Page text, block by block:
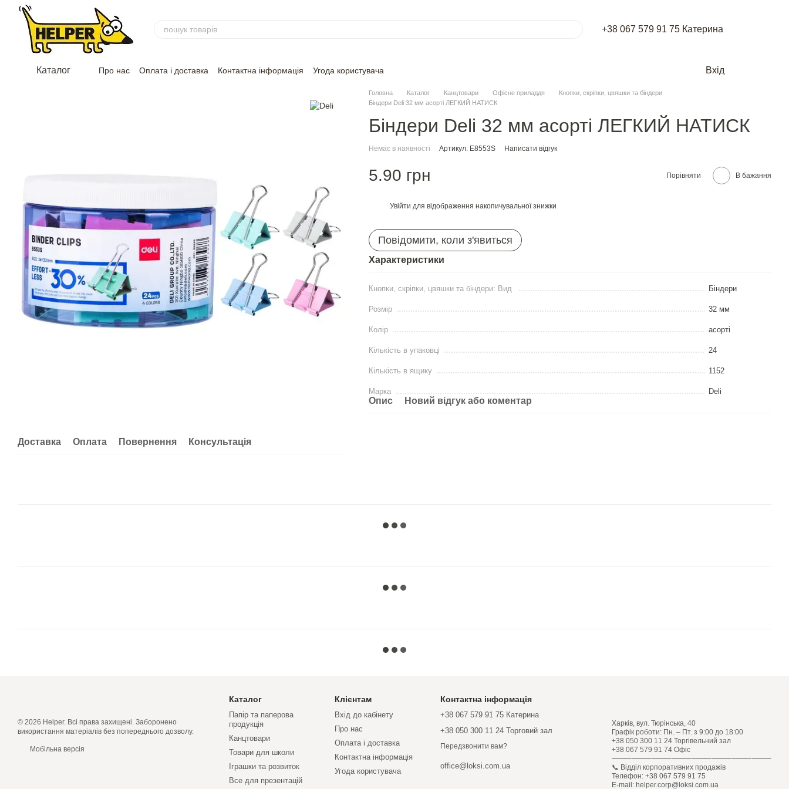
Перейти до основного контенту
+38 067 579 91 75 Катерина
Каталог Про нас Оплата і доставка Контактна інформація Угода користувача Вхід
Доставка Оплата Повернення Консультація
Головна Каталог Канцтовари Офісне приладдя
Кнопки, скріпки, цвяшки та біндери
Біндери Deli 32 мм асорті ЛЕГКИЙ НАТИСК
Біндери Deli 32 мм асорті ЛЕГКИЙ НАТИСК
Немає в наявності Артикул: E8553S Написати відгук
5.90 грн Порівняти В бажання
Увійти для відображення накопичувальної знижки
Повідомити, коли з'явиться
Характеристики
Кнопки, скріпки, цвяшки та біндери: Вид Біндери
Розмір 32 мм
Колір асорті
Кількість в упаковці 24
Кількість в ящику 1152
Марка Deli
Опис Новий відгук або коментар
© 2026 Helper. Всі права захищені. Заборонено
використання матеріалів без попереднього дозволу.
Мобільна версія
Каталог
Папір та паперова
продукція
Канцтовари
Товари для школи
Іграшки та розвиток
Все для презентацій
Клієнтам
Вхід до кабінету
Про нас
Оплата і доставка
Контактна інформація
Угода користувача
Контактна інформація
+38 067 579 91 75 Катерина
+38 050 300 11 24 Торговий зал
Передзвонити вам?
office@loksi.com.ua
Харків, вул. Тюрінська, 40
Графік роботи: Пн. – Пт. з 9:00 до 18:00
+38 050 300 11 24 Торгівельний зал
+38 067 579 91 74 Офіс
⸻⸻⸻⸻⸻⸻⸻⸻
📞 Відділ корпоративних продажів
Телефон: +38 067 579 91 75
E-mail: helper.corp@loksi.com.ua